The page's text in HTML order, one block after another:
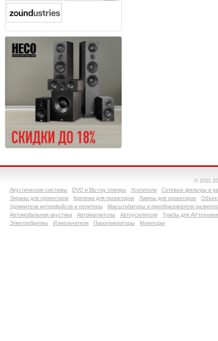
© 2011-
Акустические системы
DVD и Blu-ray плееры Усилители
Сетевые фильтры и
Экраны для проекторов
Крепежи для проекторов Лампы для проекторов
Удлинители интерфейсов и репитеры
Масштабаторы и преобразователи
Автомобильная акустика
Автомагнитолы Автоусилители
Тумбы для AV-техники
Электробритвы
Измельчители Парогенераторы Мониторы